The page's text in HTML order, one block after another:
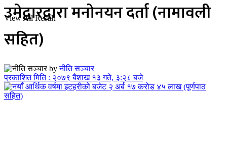
View All Result
उमेद्वारद्वारा मनोनयन दर्ता (नामावली
सहित)
by नीति सञ्चार
प्रकाशित मिति : २०७९ बैशाख १३ गते, ३:२८ बजे